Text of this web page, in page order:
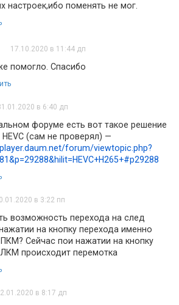
настроек,ибо поменять не мог.
17.10.2020 в 11:44 дп
помогло. Спасибо
в 6:40 дп
форуме есть вот такое решение
(сам не проверял) —
forum/viewtopic.php?
в 3:22 пп
возможность перехода на след
на кнопку перехода именно
Сейчас пои нажатии на кнопку
происходит перемотка
в 8:17 дп